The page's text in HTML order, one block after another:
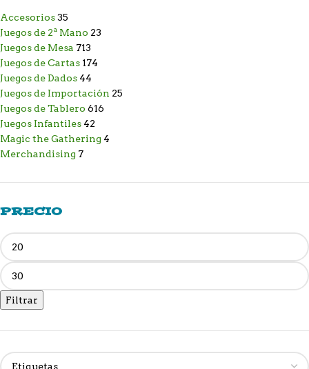
Accesorios35
Juegos de 2ª Mano 23
Juegos de Mesa 713
Juegos de Cartas 174
Juegos de Dados 44
Juegos de Importación 25
Juegos de Tablero 616
Juegos Infantiles 42
Magic the Gathering 4
Merchandising 7
PRECIO
Filtrar